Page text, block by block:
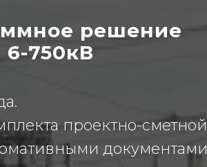
решение
750кВ
проектно-сметной
документами